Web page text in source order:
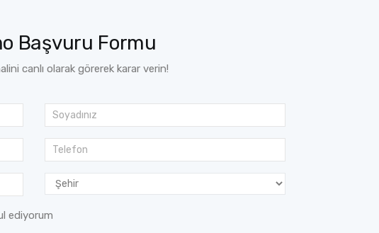
Başvuru Formu
canlı olarak görerek karar verin!
ediyorum